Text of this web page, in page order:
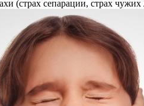
(страх сепарации, страх